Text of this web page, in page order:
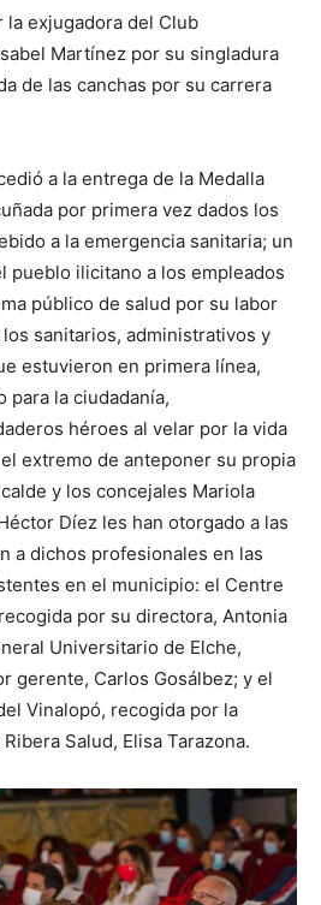
la exjugadora del Club
Martínez por su singladura
de las canchas por su carrera
a la entrega de la Medalla
por primera vez dados los
a la emergencia sanitaria; un
pueblo ilicitano a los empleados
público de salud por su labor
sanitarios, administrativos y
estuvieron en primera línea,
para la ciudadanía,
héroes al velar por la vida
extremo de anteponer su propia
y los concejales Mariola
Díez les han otorgado a las
a dichos profesionales en las
en el municipio: el Centre
por su directora, Antonia
Universitario de Elche,
gerente, Carlos Gosálbez; y el
Vinalopó, recogida por la
Salud, Elisa Tarazona.